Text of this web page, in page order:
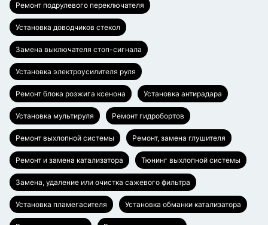
Ремонт подрулевого переключателя
Установка доводчиков стекол
Замена выключателя стоп-сигнала
Установка электроусилителя руля
Ремонт блока розжига ксенона Установка антирадара
Установка мультируля Ремонт гидробортов
Ремонт выхлопной системы Ремонт, замена глушителя
Ремонт и замена катализатора Тюнинг выхлопной системы
Замена, удаление или очистка сажевого фильтра
Установка пламегасителя Установка обманки катализатора